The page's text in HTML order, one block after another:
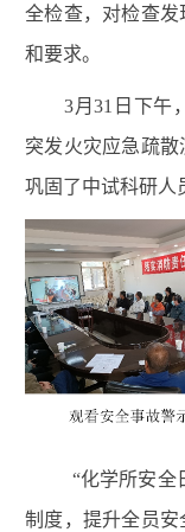
全检查，对检查
和要求。
3月31 日下午
突发火灾应急疏散
巩固了中试科研人
“化学所安全
制度，提升全员